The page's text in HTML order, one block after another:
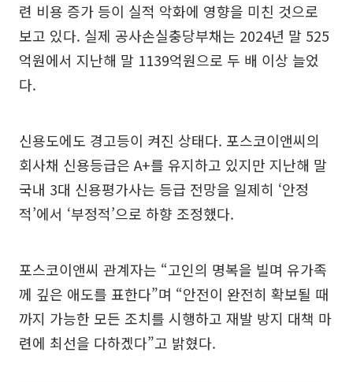
련 비용 증가 등이 실적 악화에 영향을 미친 것으로
보고 있다. 실제 공사손실충당부채는 2024년 말 525
억원에서 지난해 말 1139억원으로 두 배 이상 늘었
다.
신용도에도 경고등이 켜진 상태다. 포스코이앤씨의
회사채 신용등급은 A+를 유지하고 있지만 지난해 말
국내 3대 신용평가사는 등급 전망을 일제히 ‘안정
적’에서 ‘부정적’으로 하향 조정했다.
포스코이앤씨 관계자는 “고인의 명복을 빌며 유가족
께 깊은 애도를 표한다”며 “안전이 완전히 확보될 때
까지 가능한 모든 조치를 시행하고 재발 방지 대책 마
련에 최선을 다하겠다”고 밝혔다.